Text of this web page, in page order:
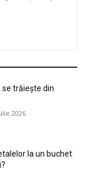
se trăiește din
2026
la un buchet